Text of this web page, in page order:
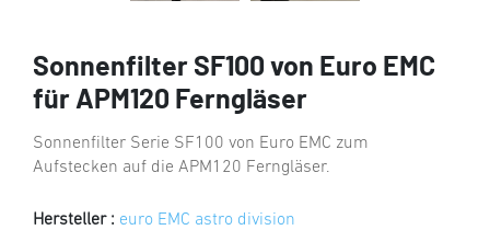
Sonnenfilter SF100 von Euro EMC
für APM120 Ferngläser
Sonnenfilter Serie SF100 von Euro EMC zum
Aufstecken auf die APM120 Ferngläser.
Hersteller : euro EMC astro division